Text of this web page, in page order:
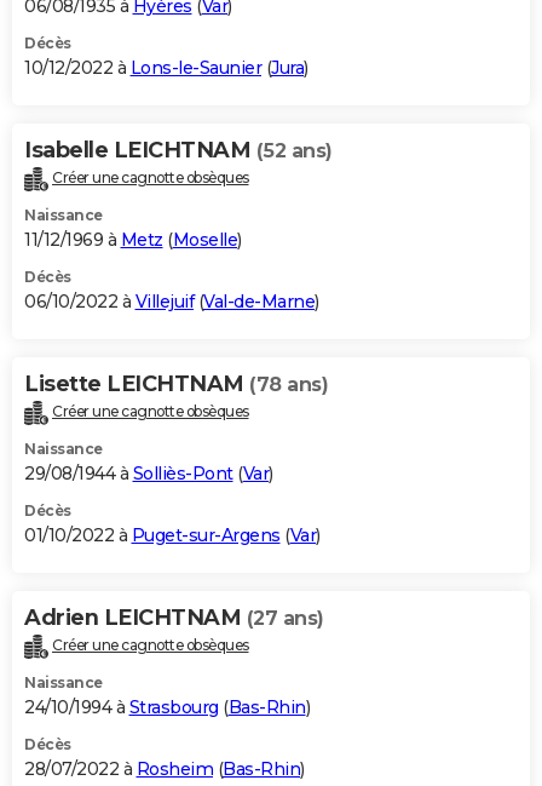
06/08/1935 à Hyères (Var)
Décès
10/12/2022 à Lons-le-Saunier(Jura)
Isabelle LEICHTNAM (52 ans)
Créer une cagnotte obsèques
Naissance
11/12/1969 à Metz (Moselle)
Décès
06/10/2022 à Villejuif(Val-de-Marne)
Lisette LEICHTNAM (78 ans)
Créer une cagnotte obsèques
Naissance
29/08/1944 à Solliès-Pont(Var)
Décès
01/10/2022 à Puget-sur-Argens (Var)
Adrien LEICHTNAM (27 ans)
Créer une cagnotte obsèques
Naissance
24/10/1994 à Strasbourg (Bas-Rhin)
Décès
28/07/2022 à Rosheim (Bas-Rhin)